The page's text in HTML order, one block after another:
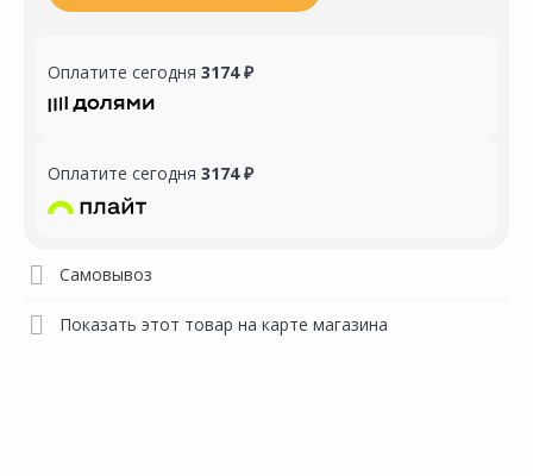
Оплатите сегодня 3174 ₽
Оплатите сегодня 3174 ₽
Самовывоз
Показать этот товар на карте магазина